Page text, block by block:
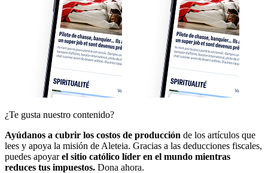
¿Te gusta nuestro contenido?
Ayúdanos a cubrir los costos de producción de los artículos que
lees y apoya la misión de Aleteia. Gracias a las deducciones fiscales,
puedes apoyarel sitio católico líder en el mundo mientras
reduces tus impuestos. Dona ahora.